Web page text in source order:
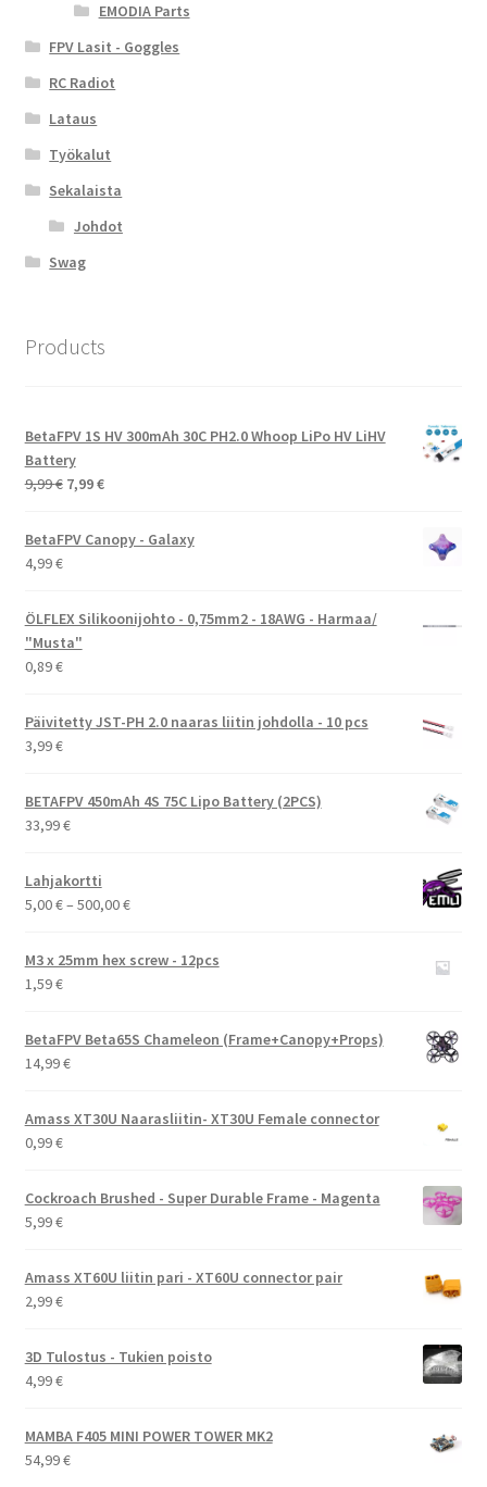
EMODIA Parts
FPV Lasit - Goggles
RC Radiot
Lataus
Työkalut
Sekalaista
Johdot
Swag
Products
BetaFPV 1S HV 300mAh 30C PH2.0 Whoop LiPo HV LiHV
Battery
9,99€ Alkuperäinen
oli:
7,99€Nykyinen
7,99 €.
BetaFPV Canopy - Galaxy
4,99€
ÖLFLEX Silikoonijohto - 0,75mm2 - 18AWG - Harmaa/
"Musta"
0,89€
Päivitetty JST-PH 2.0 naaras liitin johdolla - 10 pcs
3,99€
BETAFPV 450mAh 4S 75C Lipo Battery (2PCS)
33,99€
Lahjakortti
5,00€– 500,00€Hintaluokka:
M3 x 25mm hex screw - 12pcs
1,59€
BetaFPV Beta65S Chameleon (Frame+Canopy+Props)
14,99€
Amass XT30U Naarasliitin- XT30U Female connector
0,99€
Cockroach Brushed - Super Durable Frame - Magenta
5,99€
Amass XT60U liitin pari - XT60U connector pair
2,99€
3D Tulostus - Tukien poisto
4,99€
MAMBA F405 MINI POWER TOWER MK2
54,99€